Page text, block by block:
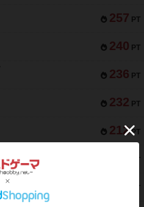
257 PT
240 PT
236 PT
232 PT
212 PT
PT
PT